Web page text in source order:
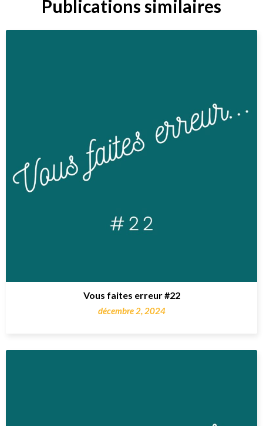
Publications similaires
Vous faites erreur #22
décembre 2, 2024